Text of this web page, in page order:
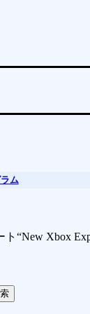
ム
“New Xbox